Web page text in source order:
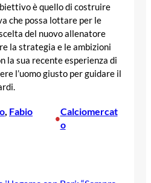
è quello di costruire
che possa lottare per le
del nuovo allenatore
la strategia e le ambizioni
la sua recente esperienza di
l’uomo giusto per guidare il
, Fabio
•
Calciomercat
o